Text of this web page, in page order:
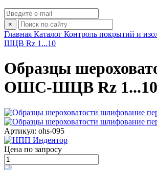
×
Главная Каталог Контроль покрытий и
ШЦВ Rz 1...10
Образцы
ОШС-ШЦВ Rz 1...10
Артикул: ohs-095
Цена по запросу